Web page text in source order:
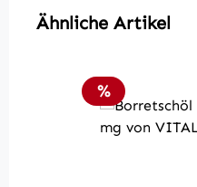
Produktgalerie
Ähnliche Artikel
Rabatt
%